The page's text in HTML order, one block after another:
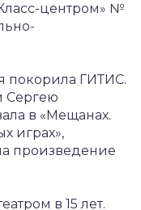
центром» №
покорила ГИТИС.
Сергею
в «Мещанах.
играх»,
произведение
в 15 лет.